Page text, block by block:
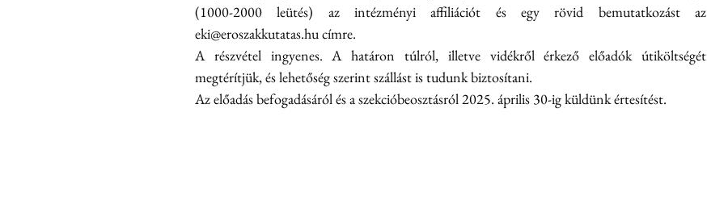
eki@eroszakkutatas.hu címre.
A részvétel ingyenes. A határon túlról, illetve vidékről érkező előadók útiköltségét
megtérítjük, és lehetőség szerint szállást is tudunk biztosítani.
Az előadás befogadásáról és a szekcióbeosztásról 2025. április 30-ig küldünk értesítést.